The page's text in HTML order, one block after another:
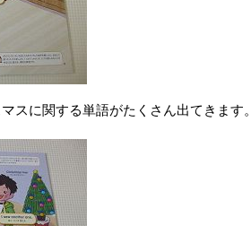
スに関する単語がたくさん出てきます。